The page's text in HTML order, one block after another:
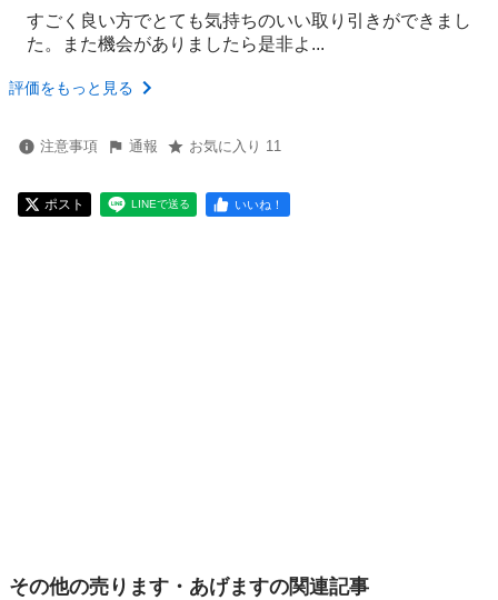
すごく良い方でとても気持ちのいい取り引きができまし
た。また機会がありましたら是非よ...
評価をもっと見る
注意事項 通報 お気に入り 11
ポスト LINEで送る いいね！
その他の売ります・あげますの関連記事